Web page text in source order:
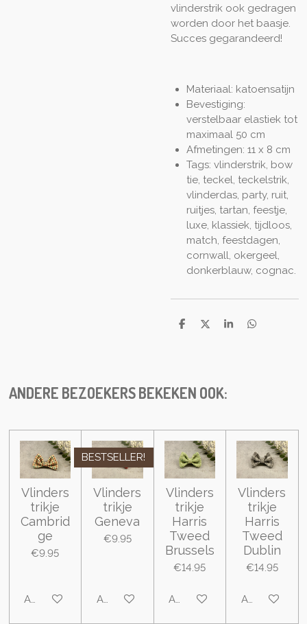
vlinderstrik ook gedragen
worden door het baasje.
Succes gegarandeerd!
Materiaal: katoensatijn
Bevestiging:
verstelbaar elastiek tot
maximaal 50 cm
Afmetingen: 11 x 8 cm
Tags: vlinderstrik, bow
tie, teckel, teckelstrik,
vlinderdas, party, ruit,
ruitjes, tartan, feestje,
luxe, klassiek, tijdloos,
match, feestdagen,
cornwall, okergeel,
donkerblauw, cognac.
S
S
S
S
ANDERE BEZOEKERS BEKEKEN OOK:
Vlinders
trikje
Cambrid
ge
€9.95
Add to cart
BESTSELLER!
Vlinders
trikje
Geneva
€9.95
Add to cart
Vlinders
trikje
Harris
Tweed
Brussels
€14.95
Add to cart
Vlinders
trikje
Harris
Tweed
Dublin
€14.95
Add to cart